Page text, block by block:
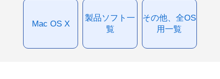
Mac OS X
製品ソフト一
覧
その他、全OS
用一覧